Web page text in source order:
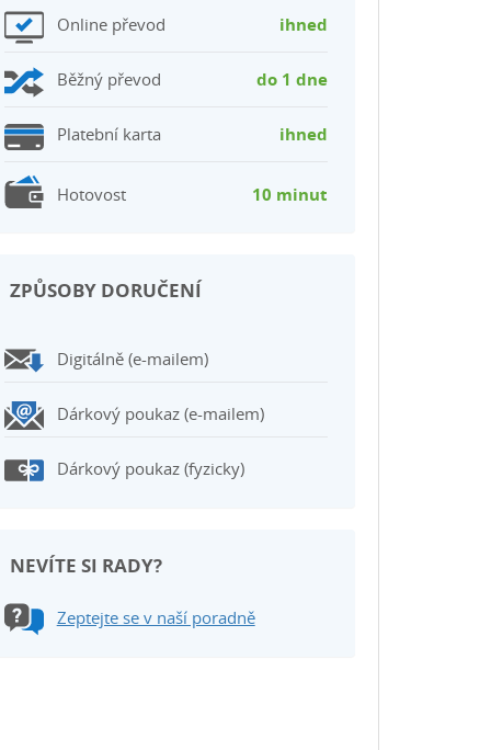
Online převod ihned
Běžný převod do 1 dne
Platební karta ihned
Hotovost 10 minut
ZPŮSOBY DORUČENÍ
Digitálně (e-mailem)
Dárkový poukaz (e-mailem)
Dárkový poukaz (fyzicky)
NEVÍTE SI RADY?
Zeptejte se v naší poradně